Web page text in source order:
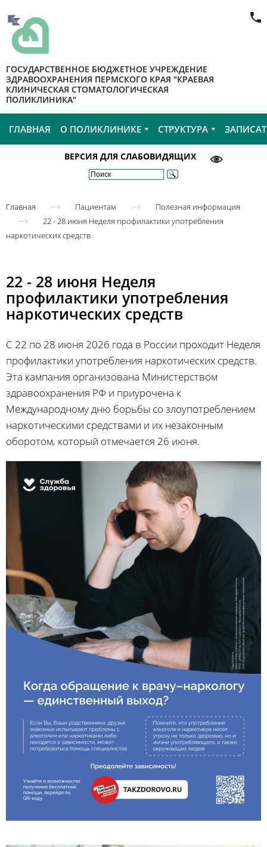
ГОСУДАРСТВЕННОЕ БЮДЖЕТНОЕ УЧРЕЖДЕНИЕ
ЗДРАВООХРАНЕНИЯ ПЕРМСКОГО КРАЯ "КРАЕВАЯ
КЛИНИЧЕСКАЯ СТОМАТОЛОГИЧЕСКАЯ
ПОЛИКЛИНИКА"
ГЛАВНАЯ О ПОЛИКЛИНИКЕ СТРУКТУРА
ВЕРСИЯ ДЛЯ СЛАБОВИДЯЩИХ
Главная Пациентам
Полезная информация
22 - 28 июня Неделя профилактики употребления
наркотических средств
22 - 28 июня Неделя
профилактики употребления
наркотических средств
С 22 по 28 июня 2026 года в России проходит Неделя
профилактики употребления наркотических средств.
Эта кампания организована Министерством
здравоохранения РФ и приурочена к
Международному дню борьбы со злоупотреблением
наркотическими средствами и их незаконным
оборотом, который отмечается 26 июня.